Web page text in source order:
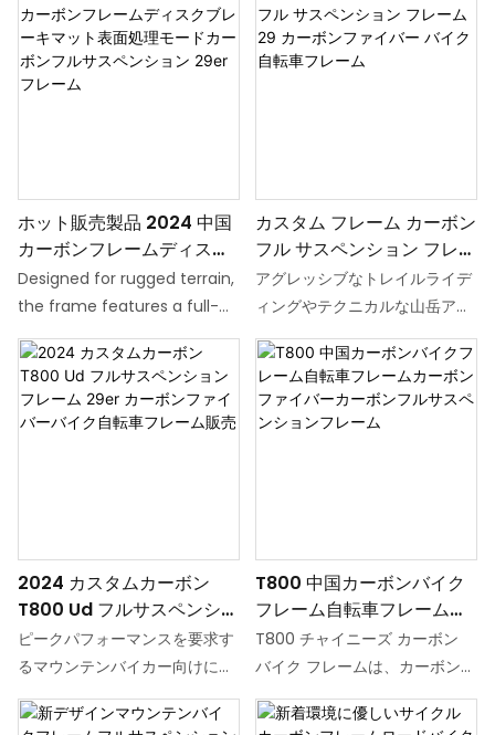
す。 フレームにはフルサスペン
ションが装備されており、荒れ
た路面でもスムーズで快適な乗
ルルーティング、スルーアクス
ル互換性、洗練されたテールフ
耐久性のあるオプションを提供
します。
ホット販売製品 2024 中国
カーボンフレームディスク
ブレーキマット表面処理モ
ードカーボンフルサスペン
Designed for rugged terrain,
the frame features a full-
suspension system (multi-
link suspension design) to
efficiently absorb impacts,
paired with 29-inch wheels
Integrated hydraulic disc
brakes deliver all-weather
stopping power, ensuring
control and safety on steep
descents and sharp corners.
refined through race-tested
カスタム フレーム カーボン
フル サスペンション フレー
ム 29 カーボンファイバー
バイク自転車フレーム
アグレッシブなトレイルライデ
ィングやテクニカルな山岳アド
ベンチャー向けに設計されたこ
のフルサスペンション カーボン
ファイバー フレームは、高強度
の T800/T1000 グレード カー
す。 軽量で機動性が高く、衝撃
吸収性に優れ、起伏の多い地形
でも正確なコントロールを実現
します。 カスタマイズ可能なジ
オメトリ、サスペンションキネ
合オプションは、プロのライダ
2024 カスタムカーボン
T800 Ud フルサスペンショ
ンフレーム 29er カーボン
ファイバーバイク自転車フ
ピークパフォーマンスを要求す
るマウンテンバイカー向けに設
計された2024カスタムカーボ
ンT800 UDフルサスペンション
T800 中国カーボンバイク
フレーム自転車フレームカ
ーボンファイバーカーボン
フルサスペンションフレー
T800 チャイニーズ カーボン
バイク フレームは、カーボンフ
ァイバー製の高品質のフルサス
ペンション フレームで、マウン